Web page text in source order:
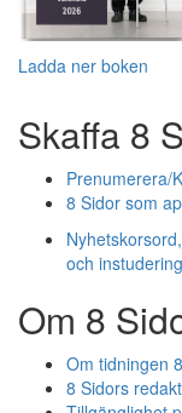
Ladda ner boken
Skaffa 8
Prenumerera/
8 Sidor som
och
Om 8
Om tidningen
8 Sidors